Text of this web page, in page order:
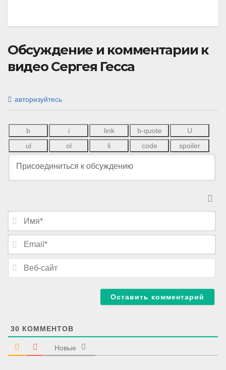
Обсуждение и комментарии к
видео Сергея Гесса
авторизуйтесь
И
я
E
a
30 КОММЕНТОВ
Новые